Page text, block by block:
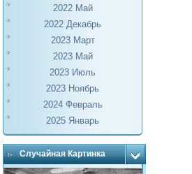
2022 Май
2022 Декабрь
2023 Март
2023 Май
2023 Июль
2023 Ноябрь
2024 Февраль
2025 Январь
Случайная Картинка